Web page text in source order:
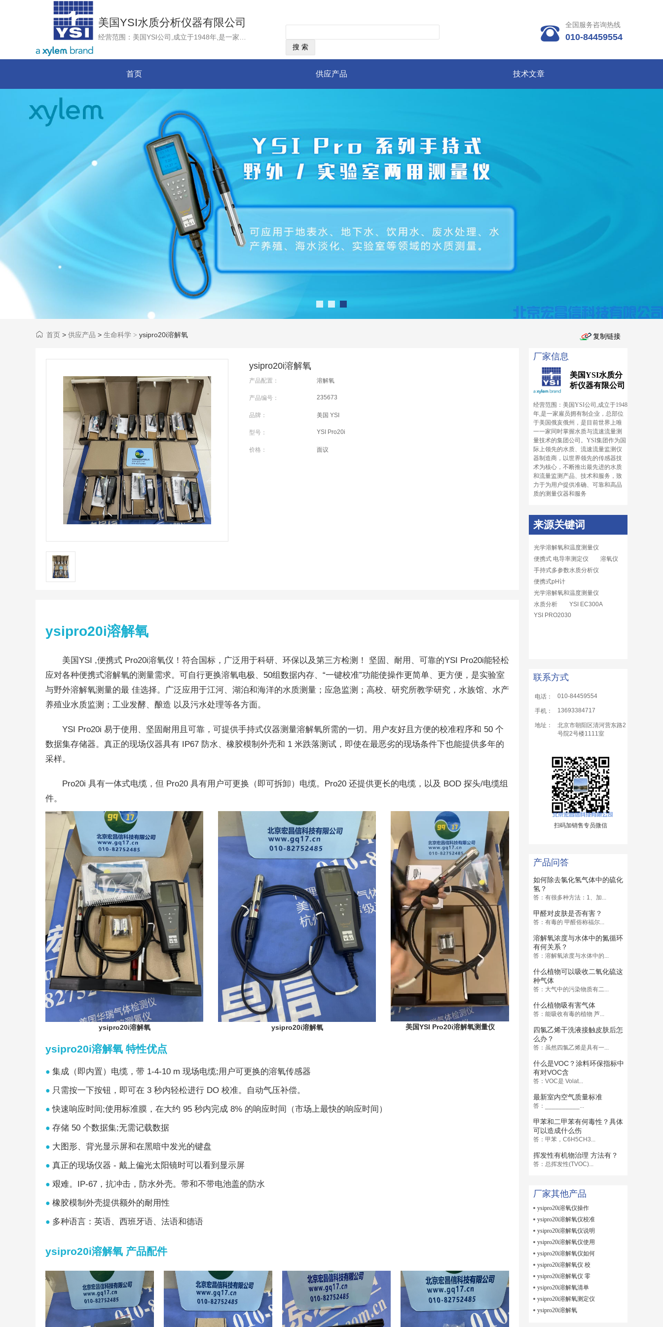
美国YSI水质分析仪器有限公司
 全国服务咨询热线
010-84459554
首页 供应产品 技术文章
首页 > 供应产品 > 生命科学 > ysipro20i溶解氧
ysipro20i溶解氧
产品配置： 溶解氧
产品编号： 235673
品牌： 美国 YSI
型号： YSI Pro20i
价格： 面议
ysipro20i溶解氧
美国YSI ,便携式 Pro20i溶氧仪！符合国标，广泛用于科研、环保以及第三方检测！ 坚固、耐用、可靠的YSI Pro20i能轻松
应对各种便携式溶解氧的测量需求。可自行更换溶氧电极、50组数据内存、“一键校准”功能使操作更简单、更方便，是实验室
与野外溶解氧测量的最 佳选择。广泛应用于江河、湖泊和海洋的水质测量；应急监测；高校、研究所教学研究，水族馆、水产
养殖业水质监测；工业发酵、酿造 以及污水处理等各方面。
YSI Pro20i 易于使用、坚固耐用且可靠，可提供手持式仪器测量溶解氧所需的一切。用户友好且方便的校准程序和 50 个
数据集存储器。真正的现场仪器具有 IP67 防水、橡胶模制外壳和 1 米跌落测试，即使在最恶劣的现场条件下也能提供多年的
采样。
Pro20i 具有一体式电缆，但 Pro20 具有用户可更换（即可拆卸）电缆。Pro20 还提供更长的电缆，以及 BOD 探头/电缆组
件。
ysipro20i溶解氧 ysipro20i溶解氧 美国YSI Pro20i溶解氧测量仪
ysipro20i溶解氧 特性优点
● 集成（即内置）电缆，带 1-4-10 m 现场电缆;用户可更换的溶氧传感器
● 只需按一下按钮，即可在 3 秒内轻松进行 DO 校准。自动气压补偿。
●快速响应时间;使用标准膜，在大约 95 秒内完成 8% 的响应时间（市场上最快的响应时间）
● 存储 50 个数据集;无需记载数据
● 大图形、背光显示屏和在黑暗中发光的键盘
● 真正的现场仪器 - 戴上偏光太阳镜时可以看到显示屏
● 艰难。IP-67，抗冲击，防水外壳。带和不带电池盖的防水
● 橡胶模制外壳提供额外的耐用性
● 多种语言：英语、西班牙语、法语和德语
ysipro20i溶解氧 产品配件
厂家信息
美国YSI水质分
析仪器有限公司
经营范围：美国YSI公司,成立于1948
年,是一家雇员拥有制企业，总部位
于美国俄亥俄州，是目前世界上唯
一一家同时掌握水质与流速流量测
量技术的集团公司。YSI集团作为国
际上领先的水质、流速流量监测仪
器制造商，以世界领先的传感器技
术为核心，不断推出最先进的水质
和流量监测产品、技术和服务，致
力于为用户提供准确、可靠和高品
质的测量仪器和服务
来源关键词
光学溶解氧和温度测量仪
便携式 电导率测定仪
溶氧仪
手持式多参数水质分析仪
便携式pH计
光学溶解氧和温度测量仪
水质分析
YSI EC300A
YSI PRO2030
联系方式
电话： 010-84459554
手机： 13693384717
地址：
北京市朝阳区清河营东路2
号院2号楼1111室
扫码加销售专员微信
产品问答
如何除去氯化氢气体中的硫化
氢？
答：有很多种方法：1、加...
甲醛对皮肤是否有害？
答：有毒的 甲醛俗称福尔...
溶解氧浓度与水体中的氮循环
有何关系？
答：溶解氧浓度与水体中的...
什么植物可以吸收二氧化硫这
种气体
答：大气中的污染物质有二...
什么植物吸有害气体
答：能吸收有毒的植物 芦...
四氯乙烯干洗液接触皮肤后怎
么办？
答：虽然四氯乙烯是具有一...
什么是VOC？涂料环保指标中
有对VOC含
答：VOC是 Volat...
最新室内空气质量标准
答：__________...
甲苯和二甲苯有何毒性？具体
可以造成什么伤
答：甲苯，C6H5CH3...
挥发性有机物治理 方法有？
答：总挥发性(TVOC)...
厂家其他产品
ysipro20i溶氧仪操作
ysipro20i溶解氧仪校准
ysipro20i溶解氧仪说明
ysipro20i溶解氧仪使用
ysipro20i溶解氧仪如何
ysipro20i溶解氧仪 校
ysipro20i溶解氧仪 零
ysipro20i溶解氧清单
ysipro20i溶解氧测定仪
ysipro20i溶解氧